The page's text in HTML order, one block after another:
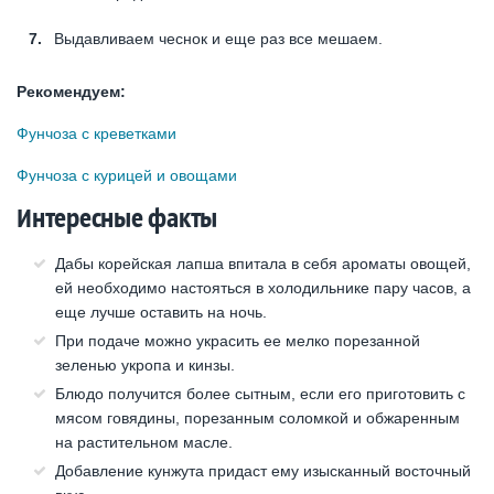
Выдавливаем чеснок и еще раз все мешаем.
Рекомендуем:
Фунчоза с креветками
Фунчоза с курицей и овощами
Интересные факты
Дабы корейская лапша впитала в себя ароматы овощей,
ей необходимо настояться в холодильнике пару часов, а
еще лучше оставить на ночь.
При подаче можно украсить ее мелко порезанной
зеленью укропа и кинзы.
Блюдо получится более сытным, если его приготовить с
мясом говядины, порезанным соломкой и обжаренным
на растительном масле.
Добавление кунжута придаст ему изысканный восточный